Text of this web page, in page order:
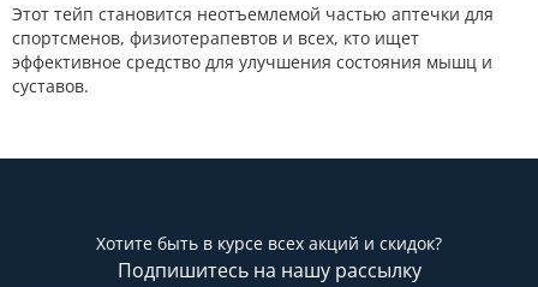
Этот тейп становится неотъемлемой частью аптечки для
спортсменов, физиотерапевтов и всех, кто ищет
эффективное средство для улучшения состояния мышц и
суставов.
Хотите быть в курсе всех акций и скидок?
Подпишитесь на нашу рассылку